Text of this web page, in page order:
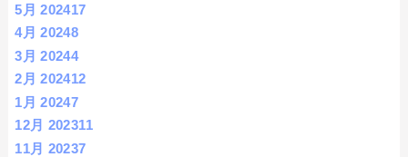
5月 202417
4月 20248
3月 20244
2月 202412
1月 20247
12月 202311
11月 20237